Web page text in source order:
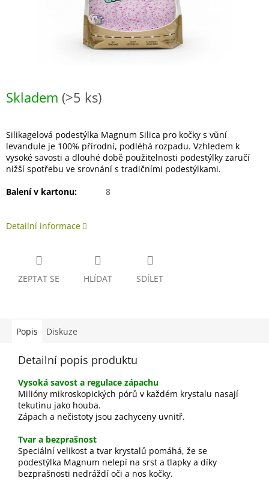
Skladem (>5 ks)
Silikagelová podestýlka Magnum Silica pro kočky s vůní
levandule je 100% přírodní, podléhá rozpadu. Vzhledem k
vysoké savosti a dlouhé době použitelnosti podestýlky zaručí
nižší spotřebu ve srovnání s tradičními podestýlkami.
Balení v kartonu:
8
Detailní informace
ZEPTAT SE HLÍDAT SDÍLET
Popis Diskuze
Detailní popis produktu
Vysoká savost a regulace zápachu
Milióny mikroskopických pórů v každém krystalu nasají
tekutinu jako houba.
Zápach a nečistoty jsou zachyceny uvnitř.
Tvar a bezprašnost
Speciální velikost a tvar krystalů pomáhá, že se
podestýlka Magnum nelepí na srst a tlapky a díky
bezprašnosti nedráždí oči a nos kočky.